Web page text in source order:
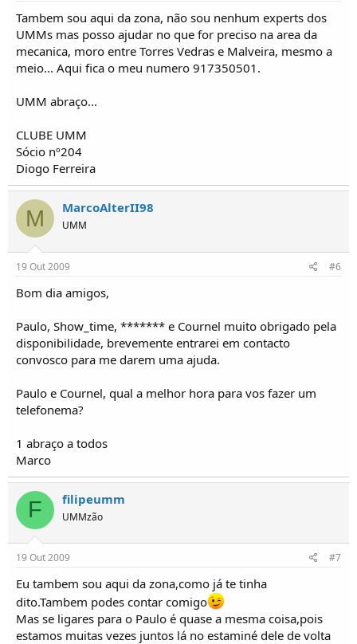
Tambem sou aqui da zona, não sou nenhum experts dos
UMMs mas posso ajudar no que for preciso na area da
mecanica, moro entre Torres Vedras e Malveira, mesmo a
meio... Aqui fica o meu numero 917350501.
UMM abraço...
CLUBE UMM
Sócio nº204
Diogo Ferreira
M MarcoAlterII98
UMM
19 Out 2009 #6
Bom dia amigos,
Paulo, Show_time, ******* e Cournel muito obrigado pela
disponibilidade, brevemente entrarei em contacto
convosco para me darem uma ajuda.
Paulo e Cournel, qual a melhor hora para vos fazer um
telefonema?
1 abraço a todos
Marco
F filipeumm
UMMzão
19 Out 2009 #7
Eu tambem sou aqui da zona,como já te tinha
dito.Tambem podes contar comigo
Mas se ligares para o Paulo é quase a mesma coisa,pois
estamos muitas vezes juntos lá no estaminé dele de volta